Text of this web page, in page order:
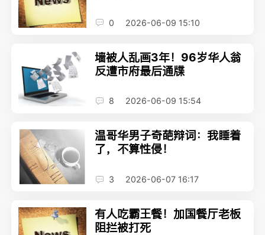
0 2026-06-09 15:10
墙被人乱画3年！96岁华人翁
反遭市府最后通牒
8 2026-06-09 15:54
温哥华男子奇葩辩词：我睡着
了，不算性侵！
3 2026-06-07 16:17
有人吃霸王餐！加国餐厅老板
阻拦被打死